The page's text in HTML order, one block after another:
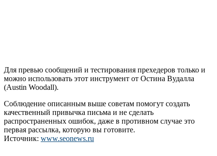
Для превью сообщений и тестирования прехедеров только и
можно использовать этот инструмент от Остина Вудалла
(Austin Woodall).
Соблюдение описанным выше советам помогут создать
качественный привычка письма и не сделать
распространенных ошибок, даже в противном случае это
первая рассылка, которую вы готовите.
Источник: www.seonews.ru